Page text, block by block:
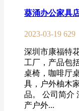
葵涌办公家具
2023-03-19 629
深圳市康福特
工厂，产品包
桌椅，咖啡厅
具，户外柚木
品。 公司简介
产户外...